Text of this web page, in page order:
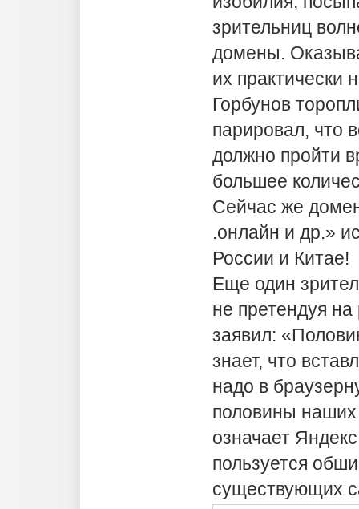
зрительниц
домены.
их практически
Горбунов
парировал, что
должно пройти
большее
Сейчас же
.онлайн и др.»
России и Китае!
Еще один
не претендуя на
заявил:
знает, что
надо в
половины
означает
пользуется
существующих